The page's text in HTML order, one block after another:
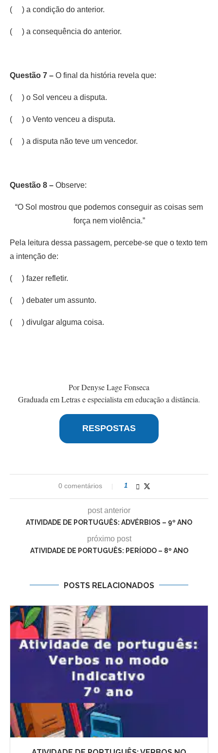
( ) a condição do anterior.
( ) a consequência do anterior.
Questão 7 – O final da história revela que:
( ) o Sol venceu a disputa.
( ) o Vento venceu a disputa.
( ) a disputa não teve um vencedor.
Questão 8 – Observe:
“O Sol mostrou que podemos conseguir as coisas sem
força nem violência.”
Pela leitura dessa passagem, percebe-se que o texto tem
a intenção de:
( ) fazer refletir.
( ) debater um assunto.
( ) divulgar alguma coisa.
Por Denyse Lage Fonseca
Graduada em Letras e especialista em educação a distância.
RESPOSTAS
0 comentários 1
post anterior
ATIVIDADE DE PORTUGUÊS: ADVÉRBIOS – 9º ANO
próximo post
ATIVIDADE DE PORTUGUÊS: PERÍODO – 8º ANO
POSTS RELACIONADOS